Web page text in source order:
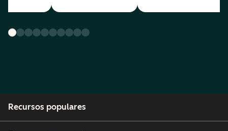
Recursos populares